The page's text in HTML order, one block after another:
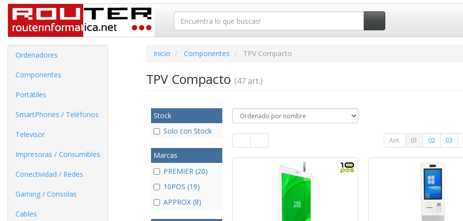
Ordenadores
Componentes
Portátiles
SmartPhones / Teléfonos
Televisor
Impresoras / Consumibles
Conectividad / Redes
Gaming / Consolas
Cables
Inicio Componentes TPV Compacto
TPV Compacto (47 art.)
Stock
Solo con Stock
Marcas
PREMIER (20)
10POS (19)
APPROX (8)
Ant. 01 02 03